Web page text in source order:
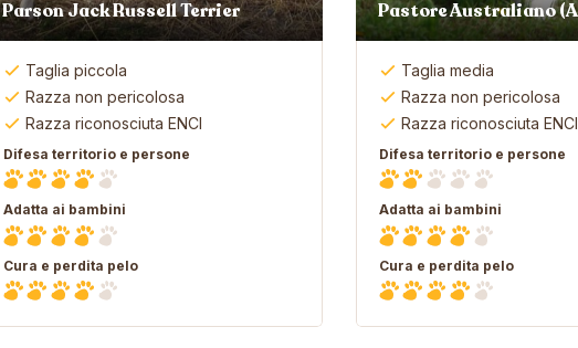
Parson Jack Russell Terrier
Taglia piccola
Razza non pericolosa
Razza riconosciuta ENCI
Difesa territorio e persone
Adatta ai bambini
Cura e perdita pelo
Taglia media
Razza non pericolosa
Razza riconosciuta ENCI
Difesa territorio e persone
Adatta ai bambini
Cura e perdita pelo